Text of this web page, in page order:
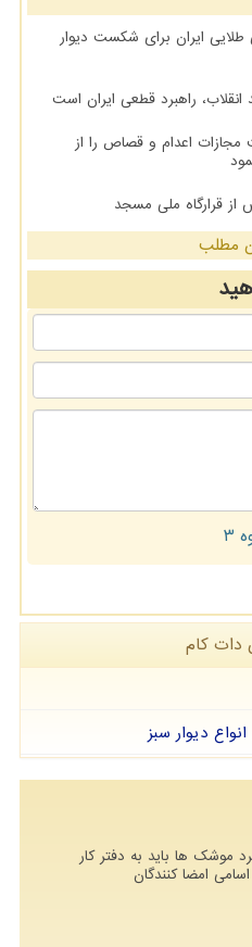
ایران برای شکست دیوار
راهبرد قطعی ایران است
اعدام و قصاص را از
قرارگاه ملی مسجد
مطلب
دات كام
دیوار سبز
برد موشک ها باید به دفتر کار
امضا کنندگان